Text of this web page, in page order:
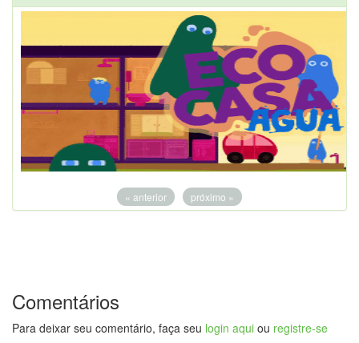
« anterior próximo »
Comentários
Para deixar seu comentário, faça seu login aqui ou registre-se